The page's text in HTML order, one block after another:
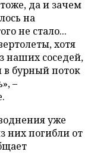
да и зачем
на
не стало...
хотя
наших соседей,
в бурный поток
–
уже
них погибли от